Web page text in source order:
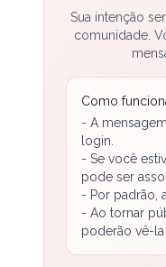
Sua intenção
comunidade.
Como
- A
login.
- Se você
pode ser
- Por padrão,
- Ao tornar
poderão vê-